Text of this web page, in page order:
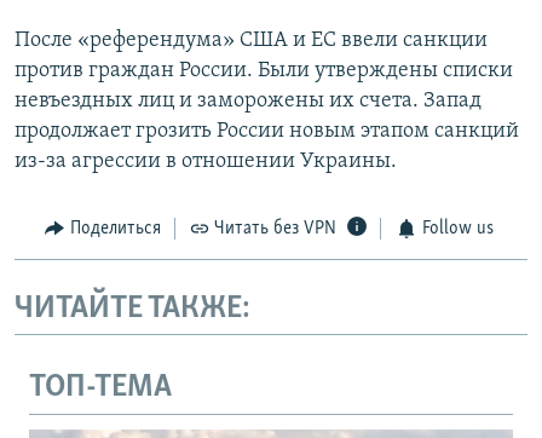
После «референдума» США и ЕС ввели санкции
против граждан России. Были утверждены списки
невъездных лиц и заморожены их счета. Запад
продолжает грозить России новым этапом санкций
из-за агрессии в отношении Украины.
Поделиться Читать без VPN Follow us
ЧИТАЙТЕ ТАКЖЕ:
ТОП-ТЕМА